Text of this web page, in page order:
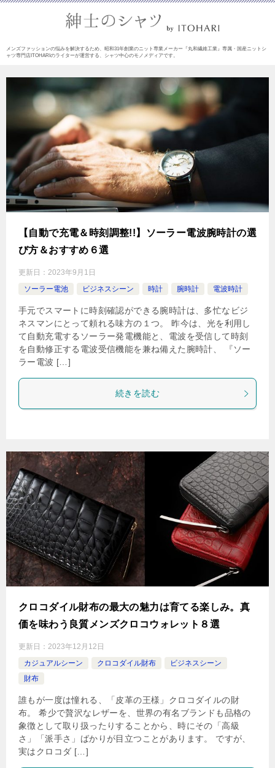
メンズファッションの悩みを解決するため、昭和31年創業のニット専業メーカー『丸和繊維工業』専属・国産ニットシ
ャツ専門店ITOHARIのライターが運営する、シャツ中心のモノメディアです。
【自動で充電＆時刻調整!!】ソーラー電波腕時計の選
び方＆おすすめ６選
更新日： 2023年9月1日
ソーラー電池
ビジネスシーン 時計 腕時計 電波時計
手元でスマートに時刻確認ができる腕時計は、多忙なビジ
ネスマンにとって頼れる味方の１つ。 昨今は、光を利用し
て自動充電するソーラー発電機能と、電波を受信して時刻
を自動修正する電波受信機能を兼ね備えた腕時計、 『ソー
ラー電波 […]
続きを読む
クロコダイル財布の最大の魅力は育てる楽しみ。真
価を味わう良質メンズクロコウォレット８選
更新日： 2023年12月12日
カジュアルシーン
クロコダイル財布
ビジネスシーン
財布
誰もが一度は憧れる、「皮革の王様」クロコダイルの財
布。 希少で贅沢なレザーを、世界の有名ブランドも品格の
象徴として取り扱ったりすることから、時にその「高級
さ」「派手さ」ばかりが目立つことがあります。 ですが、
実はクロコダ […]